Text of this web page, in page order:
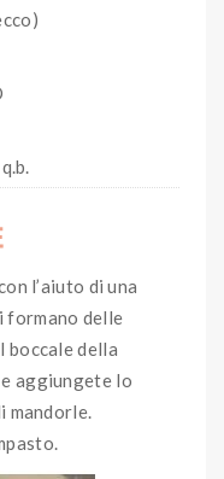
l’aiuto di una
formano delle
boccale della
aggiungete lo
mandorle.